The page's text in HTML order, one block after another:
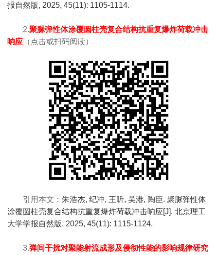
报自然版, 2025, 45(11): 1105-1114.
2.聚脲弹性体涂覆圆柱壳复合结构抗重复爆炸荷载冲击
响应 （ 点击或扫码阅读）
引用本文： 朱浩杰, 纪冲, 王昕, 吴港, 陶臣. 聚脲弹性体
涂覆圆柱壳复合结构抗重复爆炸荷载冲击响应[J]. 北京理工
大学学报自然版, 2025, 45(11): 1115-1124.
3.弹间干扰对聚能射流成形及侵彻性能的影响规律研究